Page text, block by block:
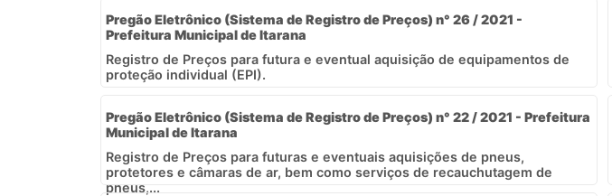
Pregão Eletrônico (Sistema de Registro de Preços) n° 26 / 2021 -
Prefeitura Municipal de Itarana
Registro de Preços para futura e eventual aquisição de equipamentos de
proteção individual (EPI).
Pregão Eletrônico (Sistema de Registro de Preços) n° 22 / 2021 - Prefeitura
Municipal de Itarana
Registro de Preços para futuras e eventuais aquisições de pneus,
protetores e câmaras de ar, bem como serviços de recauchutagem de
pneus,...